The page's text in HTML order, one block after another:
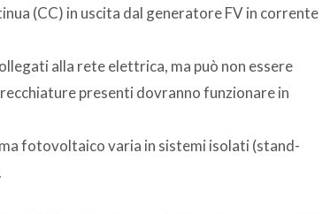
(CC) in uscita dal generatore FV in corrente
alla rete elettrica, ma può non essere
presenti dovranno funzionare in
fotovoltaico varia in sistemi isolati (stand-